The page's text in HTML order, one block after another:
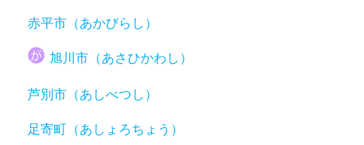
赤平市（あかびらし）
旭川市（あさひかわし）
芦別市（あしべつし）
足寄町（あしょろちょう）